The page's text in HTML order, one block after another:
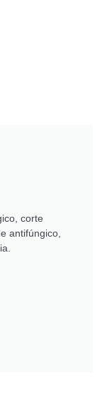
corte
antifúngico,